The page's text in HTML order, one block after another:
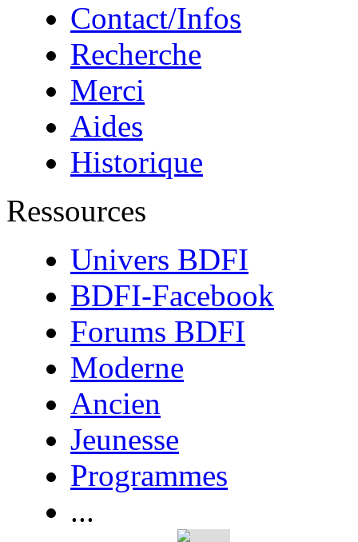
Contact/Infos
Recherche
Merci
Aides
Historique
Ressources
Univers BDFI
BDFI-Facebook
Forums BDFI
Moderne
Ancien
Jeunesse
Programmes
...